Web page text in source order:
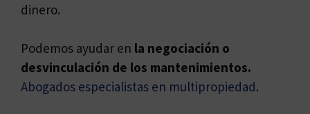
dinero.
Podemos ayudar en la negociación o
desvinculación de los mantenimientos.
Abogados especialistas en multipropiedad.